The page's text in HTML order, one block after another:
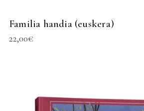
Familia handia (euskera)
22,00€